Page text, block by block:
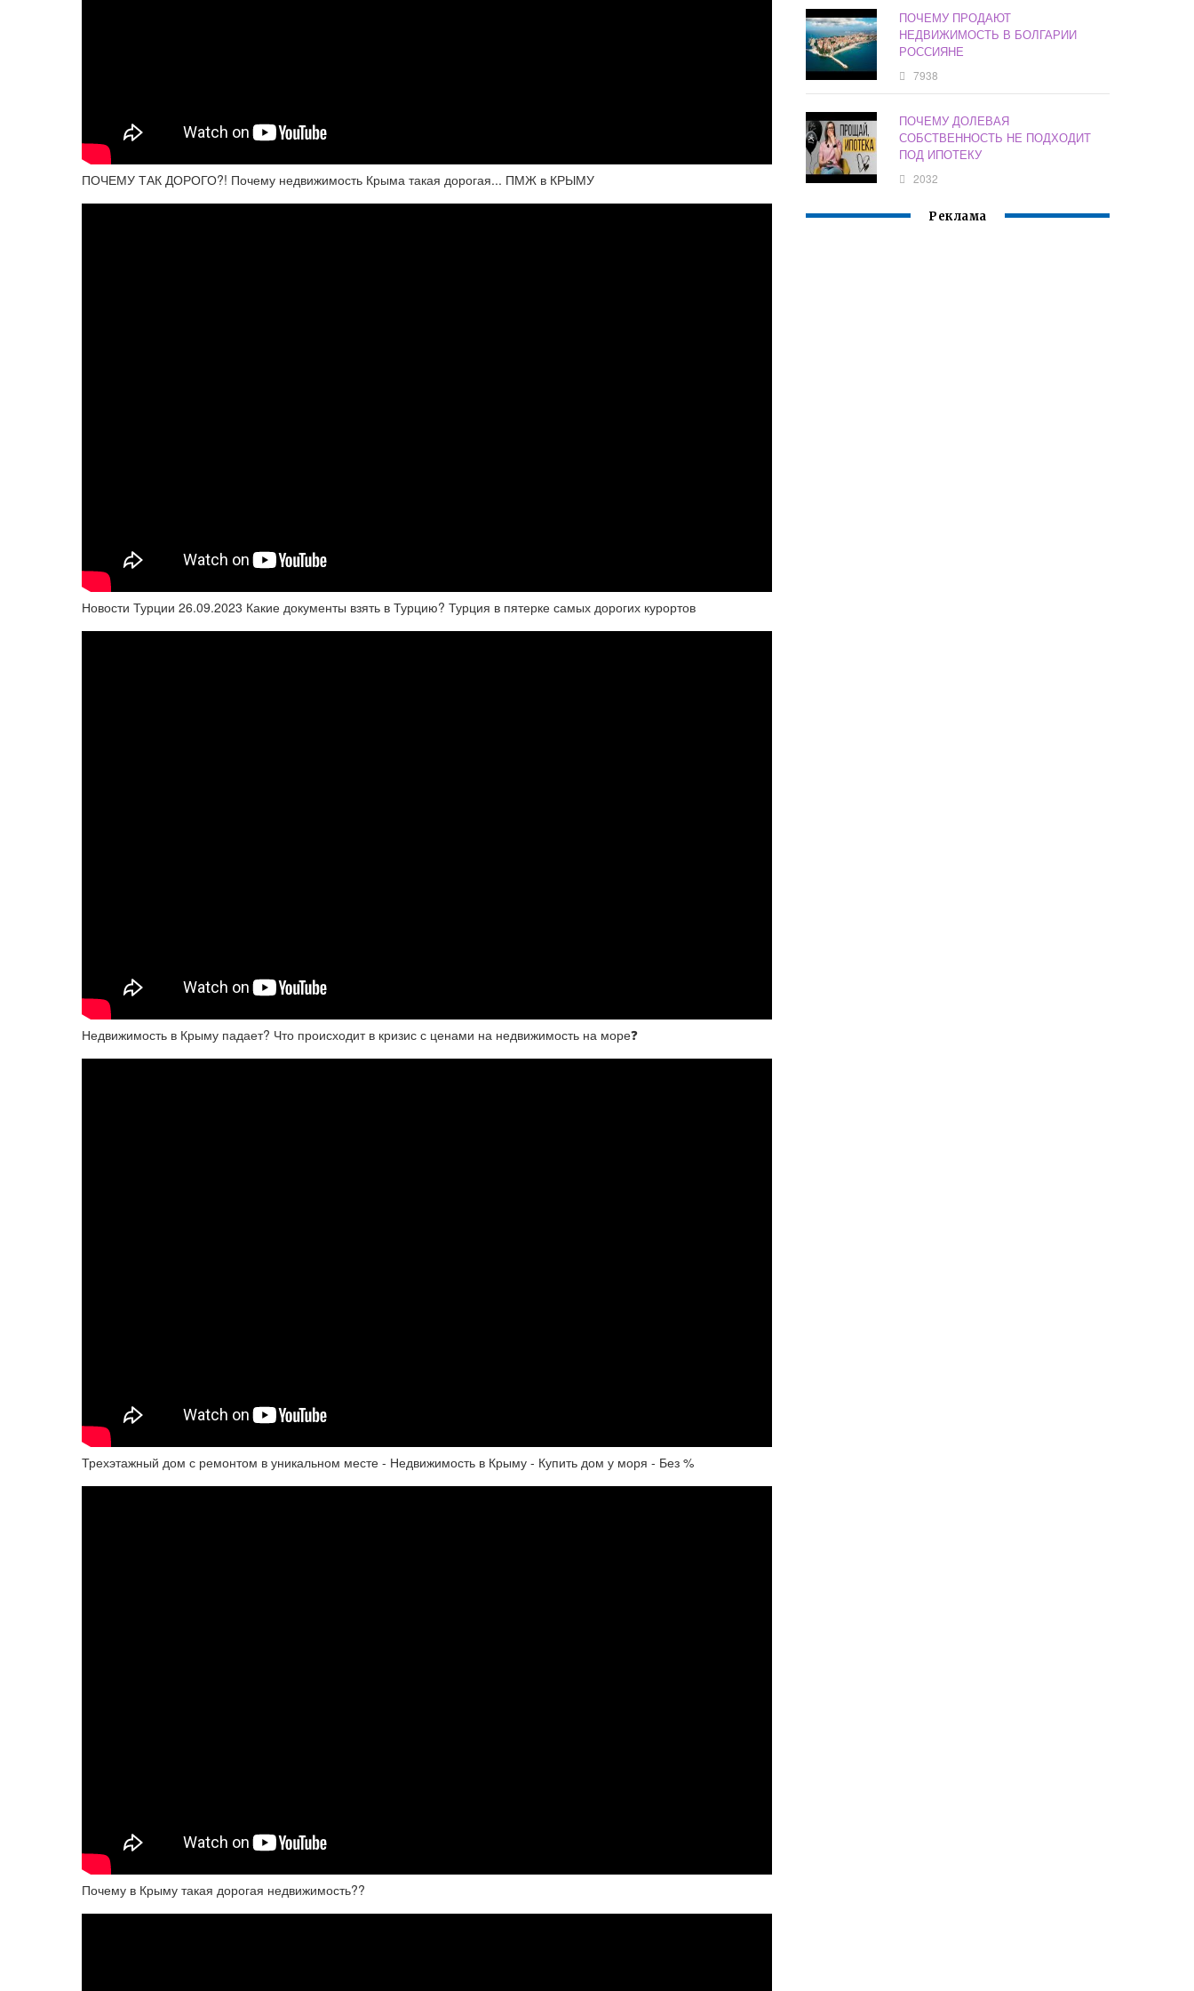
ПОЧЕМУ ТАК ДОРОГО?! Почему недвижимость Крыма такая дорогая... ПМЖ в КРЫМУ
Новости Турции 26.09.2023 Какие документы взять в Турцию? Турция в пятерке самых дорогих курортов
Недвижимость в Крыму падает? Что происходит в кризис с ценами на недвижимость на море❓
Трехэтажный дом с ремонтом в уникальном месте - Недвижимость в Крыму - Купить дом у моря - Без %
Почему в Крыму такая дорогая недвижимость??
ПОЧЕМУ ПРОДАЮТ
НЕДВИЖИМОСТЬ В БОЛГАРИИ
РОССИЯНЕ
7938
ПОЧЕМУ ДОЛЕВАЯ
СОБСТВЕННОСТЬ НЕ ПОДХОДИТ
ПОД ИПОТЕКУ
2032
Реклама